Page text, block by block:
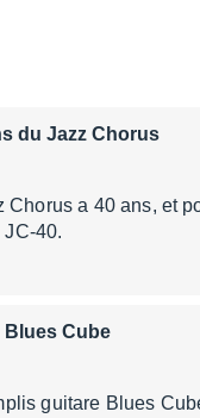
du Jazz Chorus
Chorus a 40 ans, et
40.
Blues Cube
guitare Blues